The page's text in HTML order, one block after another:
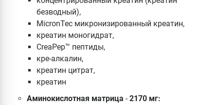
безводный),
MicronTec микронизированный креатин,
креатин моногидрат,
CreaPep™ пептиды,
кре-алкалин,
креатин цитрат,
креатин
Аминокислотная матрица -2170 мг: